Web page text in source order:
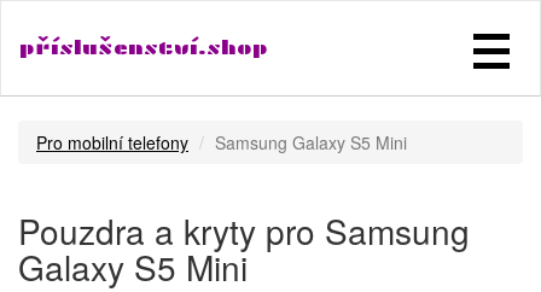
příslušenství.shop
Pro mobilní telefony Samsung Galaxy S5 Mini
Pouzdra a kryty pro Samsung
Galaxy S5 Mini